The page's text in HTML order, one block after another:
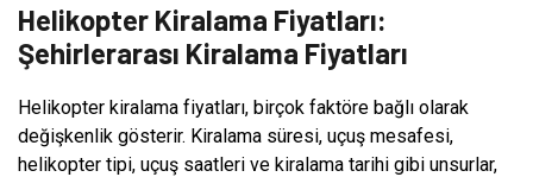
Helikopter Kiralama Fiyatları:
Şehirlerarası Kiralama Fiyatları
Helikopter kiralama fiyatları, birçok faktöre bağlı olarak
değişkenlik gösterir. Kiralama süresi, uçuş mesafesi,
helikopter tipi, uçuş saatleri ve kiralama tarihi gibi unsurlar,